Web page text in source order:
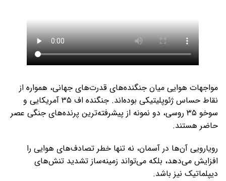
مواجهات هوایی میان جنگنده‌های قدرت‌های جهانی، همواره از
نقاط حساس ژئوپلیتیکی بوده‌اند. جنگنده اف ۳۵ آمریکایی و
سوخو ۳۵ روسی، دو نمونه از پیشرفته‌ترین پرنده‌های جنگی عصر
حاضر هستند.
رویارویی آن‌ها در آسمان، نه تنها خطر تصادف‌های هوایی را
افزایش می‌دهد، بلکه می‌تواند زمینه‌ساز تشدید تنش‌های
دیپلماتیک نیز باشد.